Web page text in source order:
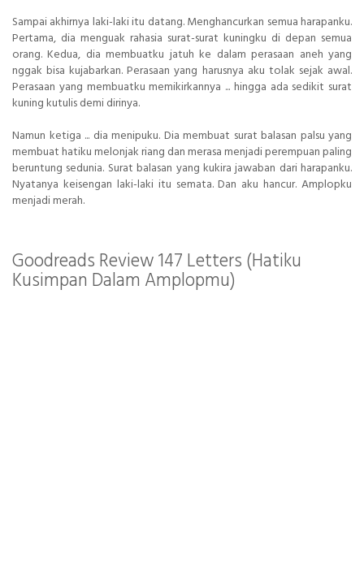
Sampai akhirnya laki-laki itu datang. Menghancurkan semua harapanku.
Pertama, dia menguak rahasia surat-surat kuningku di depan semua
orang. Kedua, dia membuatku jatuh ke dalam perasaan aneh yang
nggak bisa kujabarkan. Perasaan yang harusnya aku tolak sejak awal.
Perasaan yang membuatku memikirkannya ... hingga ada sedikit surat
kuning kutulis demi dirinya.
Namun ketiga ... dia menipuku. Dia membuat surat balasan palsu yang
membuat hatiku melonjak riang dan merasa menjadi perempuan paling
beruntung sedunia. Surat balasan yang kukira jawaban dari harapanku.
Nyatanya keisengan laki-laki itu semata. Dan aku hancur. Amplopku
menjadi merah.
Goodreads Review 147 Letters (Hatiku
Kusimpan Dalam Amplopmu)